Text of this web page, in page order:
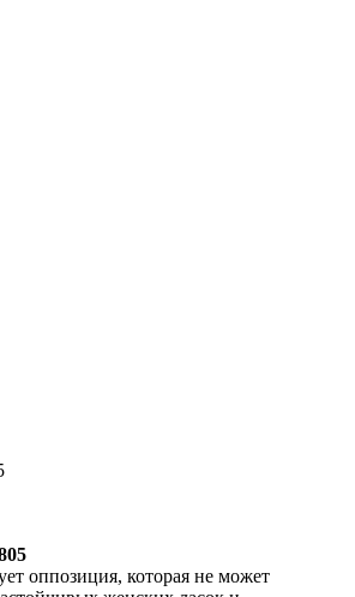
оппозиция, которая не может